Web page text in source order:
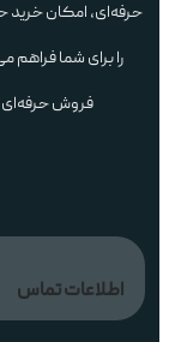
حرفه‌ای، امکان
را برای شما
فروش حرفه‌ای
اطلاعات تماس